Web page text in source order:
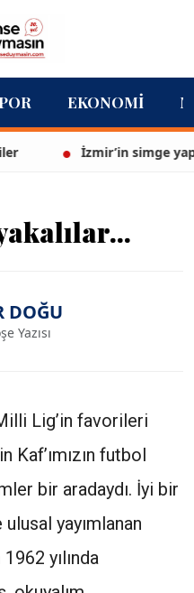
EKONOMI
İzmir’in simge yapısı
DOĞU
Yazısı
Lig’in favorileri
Kaf’ımızın futbol
bir aradaydı. İyi bir
yayımlanan
yılında